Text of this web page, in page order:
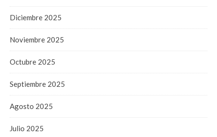
Diciembre 2025
Noviembre 2025
Octubre 2025
Septiembre 2025
Agosto 2025
Julio 2025